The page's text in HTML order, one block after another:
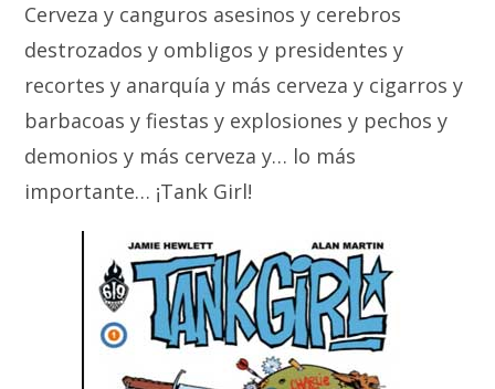
Cerveza y canguros asesinos y cerebros
destrozados y ombligos y presidentes y
recortes y anarquía y más cerveza y cigarros y
barbacoas y fiestas y explosiones y pechos y
demonios y más cerveza y… lo más
importante… ¡Tank Girl!